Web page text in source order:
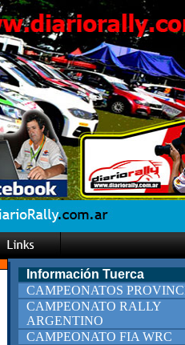
Información Tuerca
CAMPEONATOS
CAMPEONATO RALLY
ARGENTINO
CAMPEONATO FIA WRC